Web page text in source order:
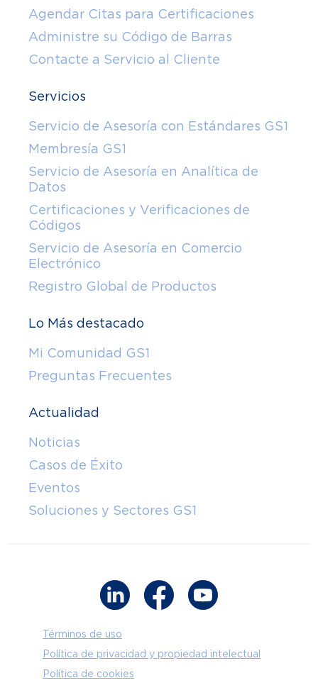
Agendar Citas para Certificaciones
Administre su Código de Barras
Contacte a Servicio al Cliente
Servicios
Servicio de Asesoría con Estándares GS1
Membresía GS1
Servicio de Asesoría en Analítica de
Datos
Certificaciones y Verificaciones de
Códigos
Servicio de Asesoría en Comercio
Electrónico
Registro Global de Productos
Lo Más destacado
Mi Comunidad GS1
Preguntas Frecuentes
Actualidad
Noticias
Casos de Éxito
Eventos
Soluciones y Sectores GS1
Términos de uso
Política de privacidad y propiedad intelectual
Política de cookies